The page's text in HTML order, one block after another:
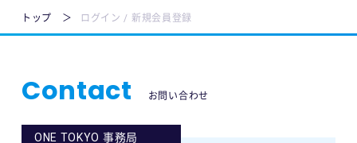
トップ ログイン / 新規会員登録
Contact お問い合わせ
ONE TOKYO 事務局